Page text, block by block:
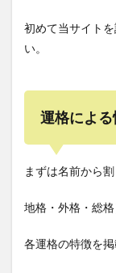
初めて当サイト
い。
運格によ
まずは名前から
地格・外格・総格
各運格の特徴を掲